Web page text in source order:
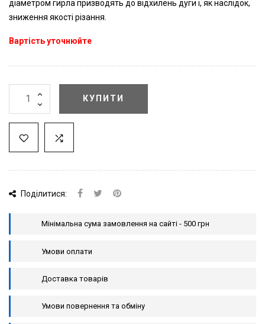
діаметром гирла призводять до відхилень дуги і, як наслідок,
зниження якості різання.
Вартість уточнюйте
КУПИТИ
Поділитися:
Мінімальна сума замовлення на сайті - 500 грн
Умови оплати
Доставка товарів
Умови повернення та обміну